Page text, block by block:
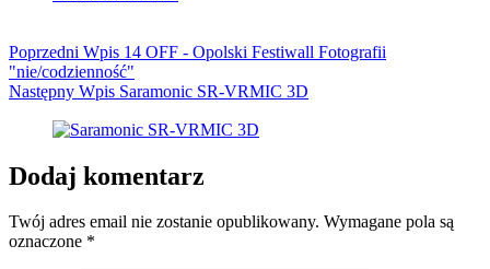
Poprzedni Wpis 14 OFF - Opolski Festiwall Fotografii
"nie/codzienność"
Następny Wpis Saramonic SR-VRMIC 3D
Dodaj komentarz
Twój adres email nie zostanie opublikowany. Wymagane pola są
oznaczone *